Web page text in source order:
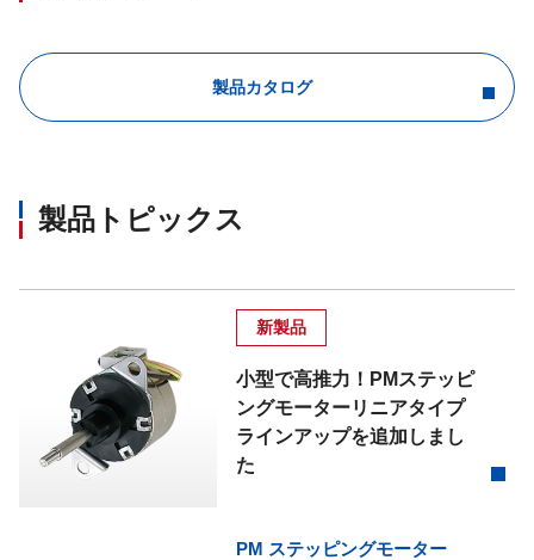
製品カタログ
製品トピックス
新製品
小型で高推力！PMステッピ
ングモーターリニアタイプ
ラインアップを追加しまし
た
PM ステッピングモーター